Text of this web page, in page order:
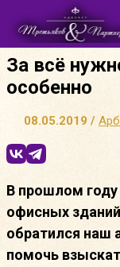
За всё
особенно
08.05.2019 /
В прошлом
офисных
обратился наш
помочь